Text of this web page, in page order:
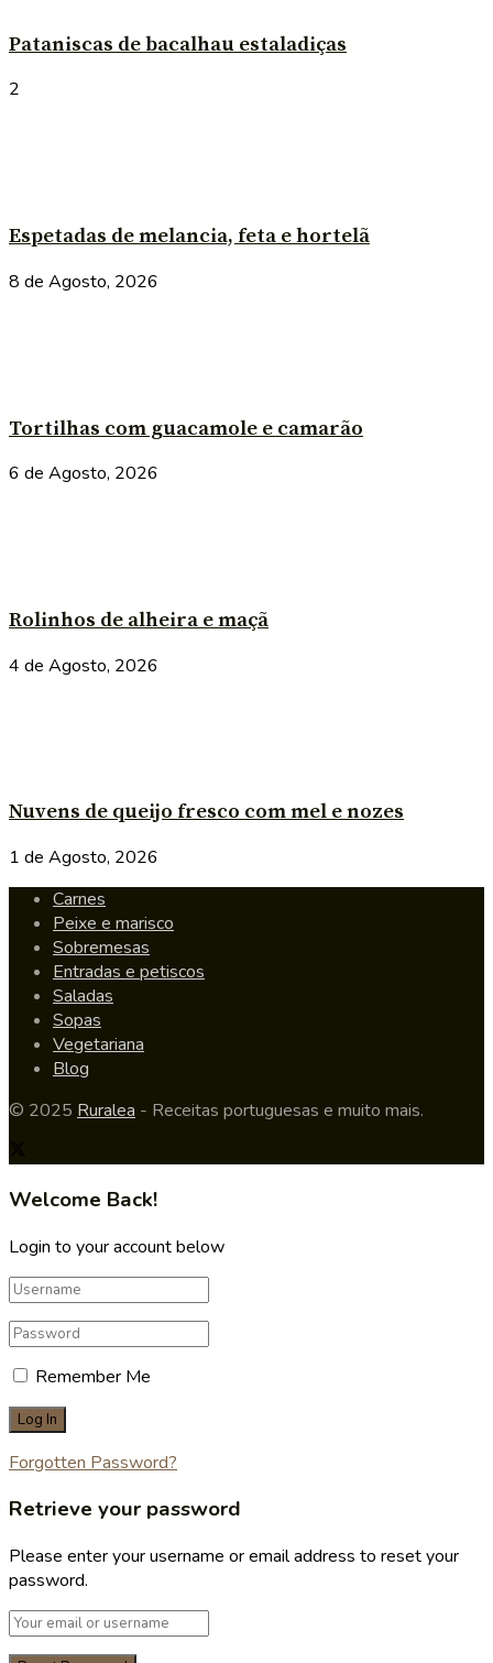
Pataniscas de bacalhau estaladiças
2
Espetadas de melancia, feta e hortelã
8 de Agosto, 2026
Tortilhas com guacamole e camarão
6 de Agosto, 2026
Rolinhos de alheira e maçã
4 de Agosto, 2026
Nuvens de queijo fresco com mel e nozes
1 de Agosto, 2026
Carnes
Peixe e marisco
Sobremesas
Entradas e petiscos
Saladas
Sopas
Vegetariana
Blog
© 2025 Ruralea - Receitas portuguesas e muito mais.
Welcome Back!
Login to your account below
Remember Me
Forgotten Password?
Retrieve your password
Please enter your username or email address to reset your
password.